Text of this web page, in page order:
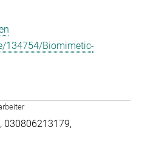
134754/Biomimetic-
030806213179